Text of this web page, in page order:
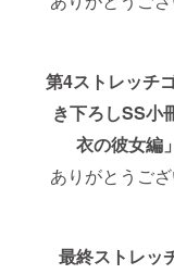
第4ストレッチ
き下ろしSS小
衣の彼女編
ありがとうござ
最終ストレッ